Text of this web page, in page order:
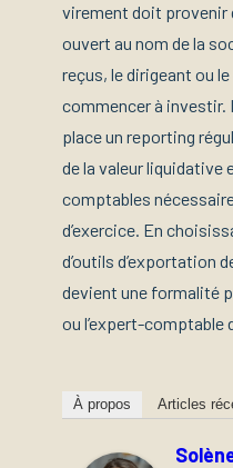
virement doit provenir
ouvert au nom de la
reçus, le dirigeant ou
commencer à investir.
place un reporting
de la valeur liquidative
comptables
d’exercice. En
d’outils d’exportation
devient une formalité
ou l’expert-comptable
À propos Articles